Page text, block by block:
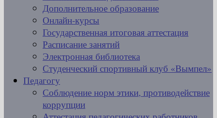
Дополнительное образование
Онлайн-курсы
Государственная итоговая аттестация
Расписание занятий
Электронная библиотека
Студенческий спортивный клуб «Вымпел»
Педагогу
Соблюдение норм этики, противодействие
коррупции